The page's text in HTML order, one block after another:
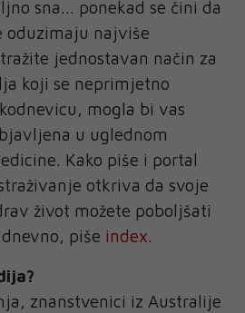
sna... ponekad se čini da
oduzimaju najviše
jednostavan način za
koji se neprimjetno
mogla bi vas
u uglednom
Kako piše i portal
otkriva da svoje
život možete poboljšati
piše index.
znanstvenici iz Australije